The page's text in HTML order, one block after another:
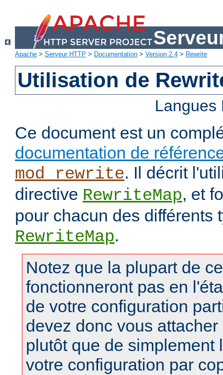
Apache > Serveur HTTP > Documentation > Version 2.4 > Rewrite
Utilisation de
Ce document est un
documentation de
mod_rewrite. Il décrit
directive RewriteMap, et
pour chacun des différents
RewriteMap.
Notez que la plupart de
fonctionneront pas en
de votre configuration
devez donc vous
plutôt que de simplement
votre configuration par